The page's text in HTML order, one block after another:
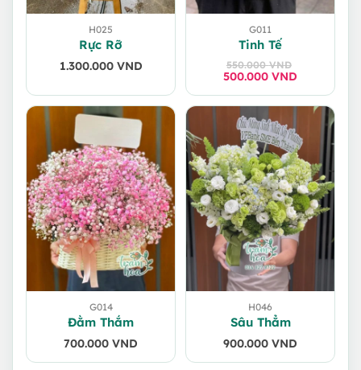
H025
Rực Rỡ
1.300.000 VND
G011
Tinh Tế
550.000VND
Giá
550.000 VND.
500.000 VND
Giá
500.000 VND.
G014
Đằm Thắm
700.000 VND
H046
Sâu Thẳm
900.000 VND